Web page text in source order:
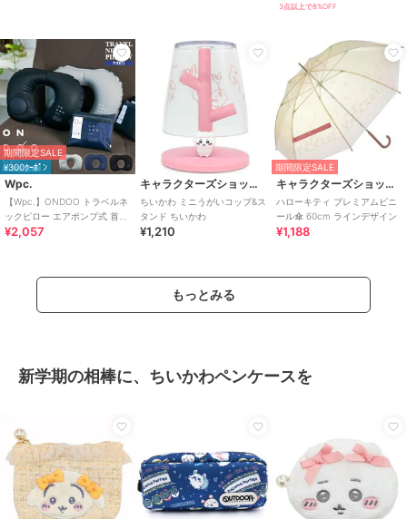
3点以上で8%OFF
期間限定SALE
¥300ｸｰﾎﾟﾝ
Wpc.
【Wpc.】ONDOO トラベルネ
ックピロー エアポンプ式 首枕
携帯枕 コンパクト 収納袋付き
¥2,057
キャラクターズショップ ラフラフ
ちいかわ ミニうがいコップ&ス
タンド ちいかわ
¥1,210
期間限定SALE
キャラクターズショップ ラフラフ
ハローキティ プレミアムビニ
ール傘 60cm ラインデザイン
¥1,188
もっとみる
新学期の相棒に、ちいかわペンケースを